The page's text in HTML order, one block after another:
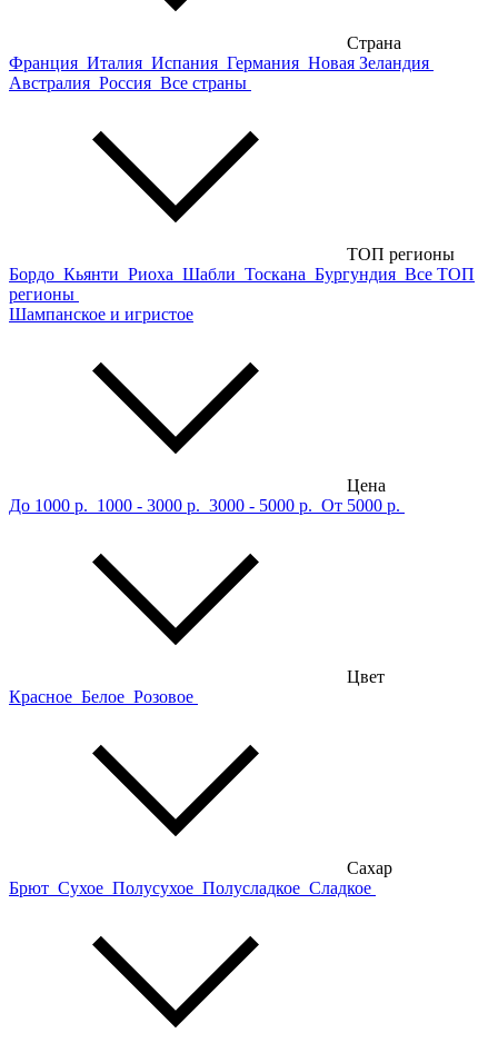
Страна
Франция Италия Испания Германия Новая Зеландия
Австралия Россия Все страны
ТОП регионы
Бордо Кьянти Риоха Шабли Тоскана Бургундия Все ТОП
регионы
Шампанское и игристое
Цена
До 1000 р. 1000 - 3000 р. 3000 - 5000 р. От 5000 р.
Цвет
Красное Белое Розовое
Сахар
Брют Сухое Полусухое Полусладкое Сладкое